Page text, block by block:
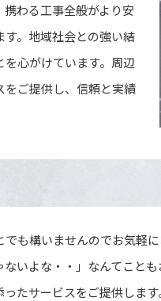
わる工事全般がより安
。地域社会との強い結
心がけています。周辺
ご提供し、信頼と実績
も構いませんのでお気軽
いよな・・」なんてこと
たサービスをご提供します